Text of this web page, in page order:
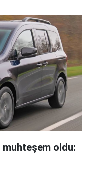
muhteşem oldu: